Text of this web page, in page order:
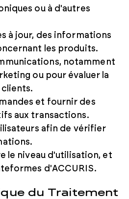
ou à d'autres
à jour, des informations
les produits.
notamment
ou pour évaluer la
et fournir des
aux transactions.
afin de vérifier
le niveau d'utilisation, et
d'ACCURIS.
du Traitement